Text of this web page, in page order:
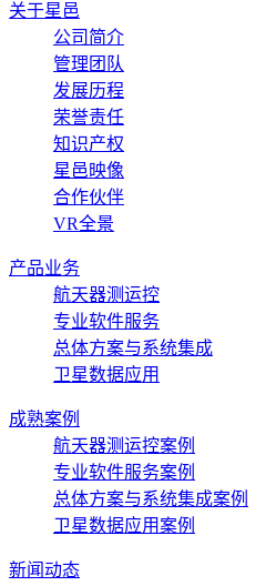
关于星邑
公司简介
管理团队
发展历程
荣誉责任
知识产权
星邑映像
合作伙伴
VR全景
产品业务
航天器测运控
专业软件服务
总体方案与系统集成
卫星数据应用
成熟案例
航天器测运控案例
专业软件服务案例
总体方案与系统集成案例
卫星数据应用案例
新闻动态